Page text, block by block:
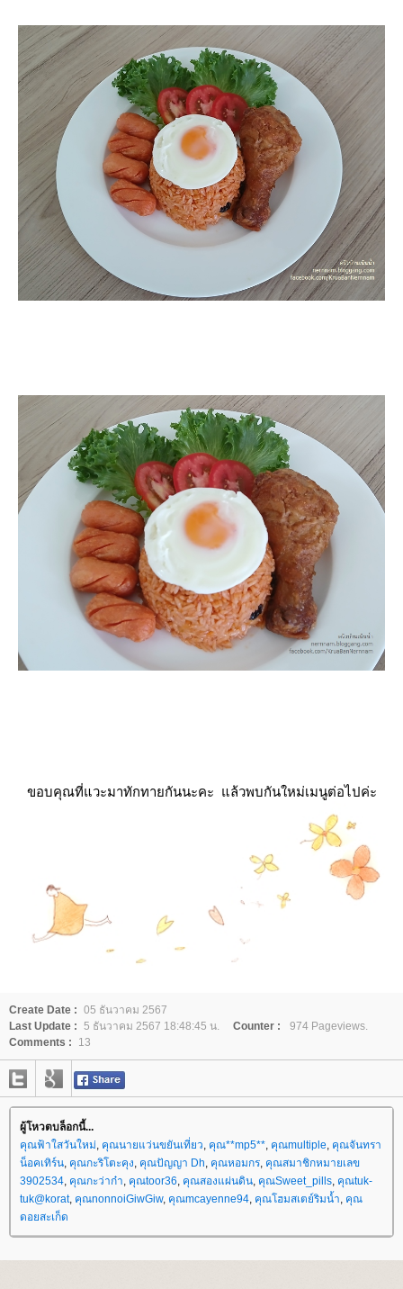
ขอบคุณที่แวะมาทักทายกันนะคะ แล้วพบกันใหม่เมนูต่อไปค่ะ
Create Date : 05 ธันวาคม 2567
Last Update : 5 ธันวาคม 2567 18:48:45 น. Counter :
974 Pageviews.
Comments :
13
ผู้โหวตบล็อกนี้...
คุณฟ้าใสวันใหม่, คุณนายแว่นขยันเที่ยว, คุณ**mp5**, คุณmultiple, คุณจันทรา
น็อคเทิร์น, คุณกะริโตะคุง, คุณปัญญา Dh, คุณหอมกร, คุณสมาชิกหมายเลข
3902534, คุณกะว่าก๋า, คุณtoor36, คุณสองแผ่นดิน, คุณSweet_pills, คุณtuk-
tuk@korat, คุณnonnoiGiwGiw, คุณmcayenne94, คุณโฮมสเตย์ริมน้ำ, คุณ
ดอยสะเก็ด